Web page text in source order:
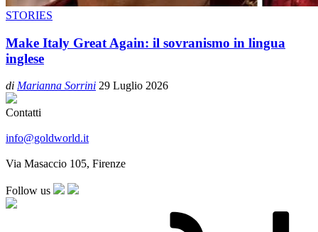
STORIES
Make Italy Great Again: il sovranismo in lingua
inglese
di Marianna Sorrini 29 Luglio 2026
Contatti
info@goldworld.it
Via Masaccio 105, Firenze
Follow us